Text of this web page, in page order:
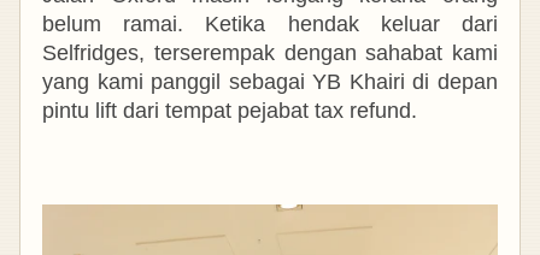
belum ramai. Ketika hendak keluar dari
Selfridges, terserempak dengan sahabat kami
yang kami panggil sebagai YB Khairi di depan
pintu lift dari tempat pejabat tax refund.